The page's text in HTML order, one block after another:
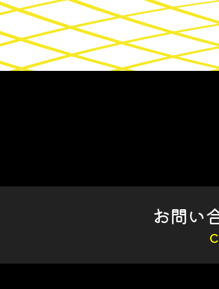
お問い